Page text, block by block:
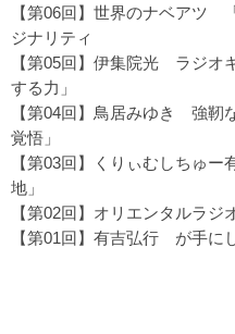
【第06回】世界のナベアツ
ジナリティ
【第05回】伊集院光 ラジオ
する力」
【第04回】鳥居みゆき 強靭
覚悟」
【第03回】くりぃむしちゅ
地」
【第02回】オリエンタルラジ
【第01回】有吉弘行 が手に